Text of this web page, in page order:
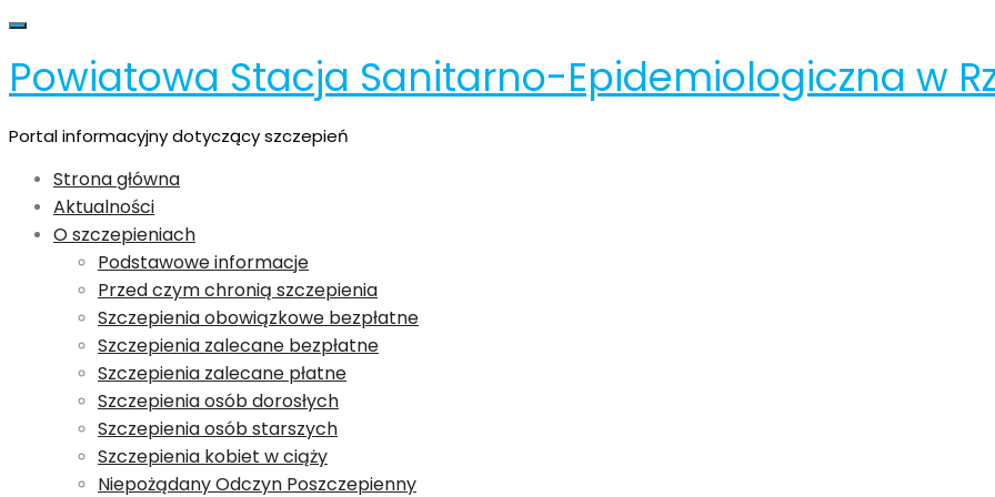
Skip
content
Toggle navigation
Powiatowa Stacja Sanitarno-Epidemiologiczna w
Portal informacyjny dotyczący szczepień
Strona główna
Aktualności
O szczepieniach
Podstawowe informacje
Przed czym chronią szczepienia
Szczepienia obowiązkowe bezpłatne
Szczepienia zalecane bezpłatne
Szczepienia zalecane płatne
Szczepienia osób dorosłych
Szczepienia osób starszych
Szczepienia kobiet w ciąży
Niepożądany Odczyn Poszczepienny